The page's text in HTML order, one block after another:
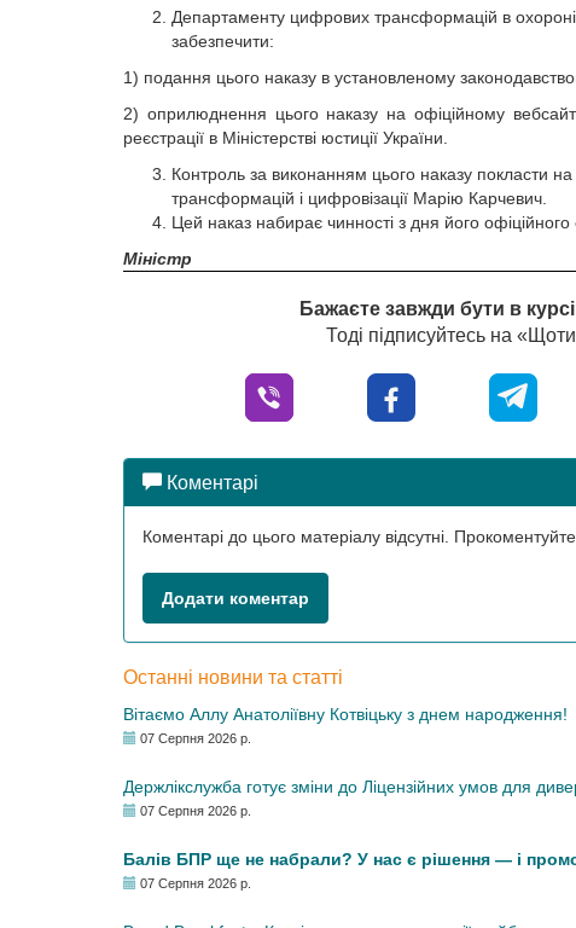
Департаменту цифрових трансформацій в охороні
забезпечити:
1) подання цього наказу в установленому
2) оприлюднення цього наказу на офіційному
реєстрації в Міністерстві юстиції України.
Контроль за виконанням цього наказу покласти
трансформацій і цифровізації Марію Карчевич.
Цей наказ набирає чинності з дня його офіційного
Міністр
Бажаєте завжди бути в
Тоді підписуйтесь на
Коментарі
Коментарі до цього матеріалу відсутні.
Додати коментар
Останні новини та статті
Вітаємо Аллу Анатоліївну Котвіцьку з днем народження!
07 Серпня 2026 р.
Держлікслужба готує зміни до Ліцензійних умов для
07 Серпня 2026 р.
Балів БПР ще не набрали? У нас є рішення — і
07 Серпня 2026 р.